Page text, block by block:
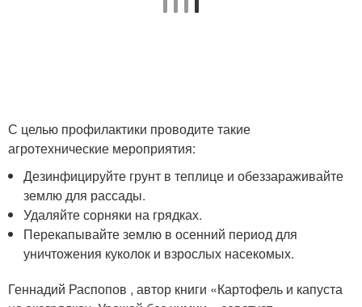
С целью профилактики проводите такие
агротехнические мероприятия:
Дезинфицируйте грунт в теплице и обеззараживайте
землю для рассады.
Удаляйте сорняки на грядках.
Перекапывайте землю в осенний период для
уничтожения куколок и взрослых насекомых.
Геннадий Распопов , автор книги «Картофель и капуста